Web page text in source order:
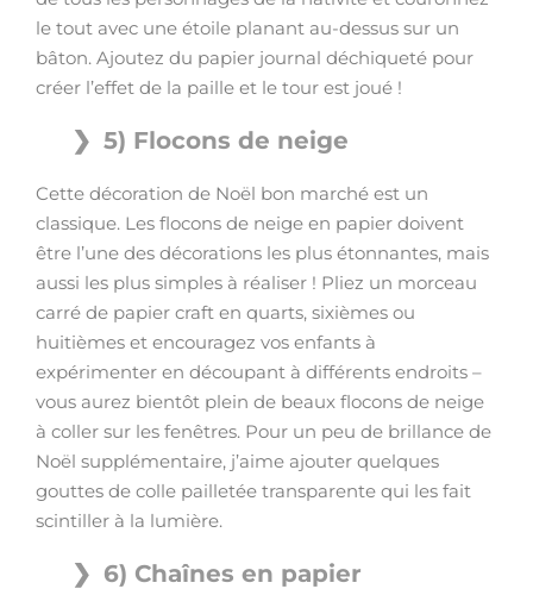
le tout avec une étoile planant au-dessus sur un
bâton. Ajoutez du papier journal déchiqueté pour
créer l’effet de la paille et le tour est joué !
5) Flocons de neige
Cette décoration de Noël bon marché est un
classique. Les flocons de neige en papier doivent
être l’une des décorations les plus étonnantes, mais
aussi les plus simples à réaliser ! Pliez un morceau
carré de papier craft en quarts, sixièmes ou
huitièmes et encouragez vos enfants à
expérimenter en découpant à différents endroits –
vous aurez bientôt plein de beaux flocons de neige
à coller sur les fenêtres. Pour un peu de brillance de
Noël supplémentaire, j’aime ajouter quelques
gouttes de colle pailletée transparente qui les fait
scintiller à la lumière.
6) Chaînes en papier